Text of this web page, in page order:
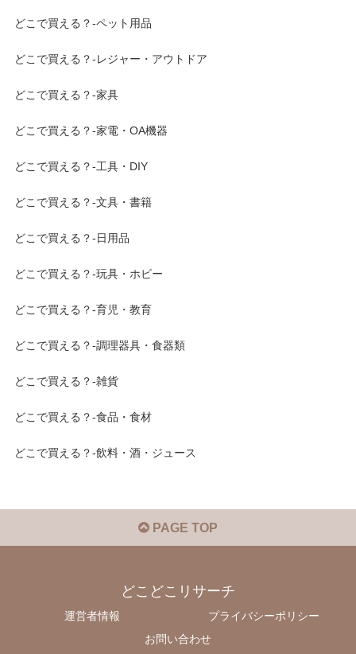
どこで買える？-ペット用品
どこで買える？-レジャー・アウトドア
どこで買える？-家具
どこで買える？-家電・OA機器
どこで買える？-工具・DIY
どこで買える？-文具・書籍
どこで買える？-日用品
どこで買える？-玩具・ホビー
どこで買える？-育児・教育
どこで買える？-調理器具・食器類
どこで買える？-雑貨
どこで買える？-食品・食材
どこで買える？-飲料・酒・ジュース
PAGE TOP
どこどこリサーチ
運営者情報
プライバシーポリシー
お問い合わせ